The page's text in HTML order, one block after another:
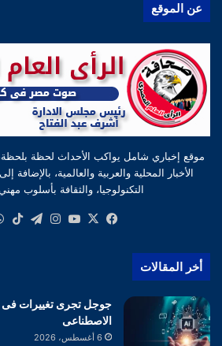
عن الموقع
موقع إخباري شامل يواكب الأحداث لحظة
الأخبار المحلية والعربية والعالمية، بالإضافة
التكنولوجيا، والثقافة بأسلوب
فيسبوك
‫X
‫YouTube
انستقرام
أخر المقالات
جوجل تجرى تغييرات فى
الاصطناعى
6 أغسطس، 2026